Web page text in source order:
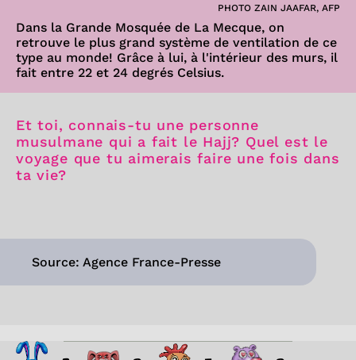
PHOTO ZAIN JAAFAR, AFP
Dans la Grande Mosquée de La Mecque, on
retrouve le plus grand système de ventilation de ce
type au monde! Grâce à lui, à l'intérieur des murs, il
fait entre 22 et 24 degrés Celsius.
Et toi, connais-tu une personne
musulmane qui a fait le Hajj? Quel est le
voyage que tu aimerais faire une fois dans
ta vie?
Source: Agence France-Presse